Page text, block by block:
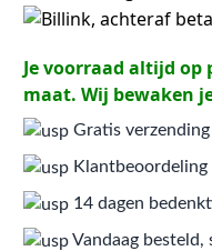
Je voorraad altijd op
maat. Wij bewaken
Gratis
14 dagen
Vandaag besteld,